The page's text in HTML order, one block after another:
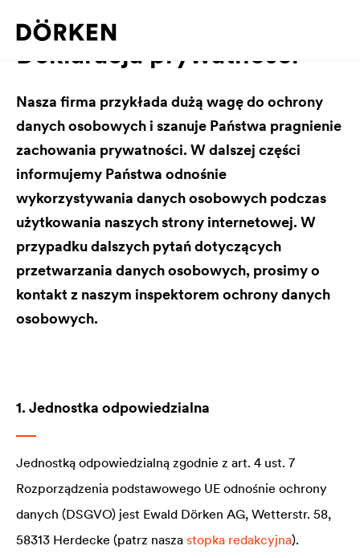
Deklaracja prywatności
Nasza firma przykłada dużą wagę do ochrony
danych osobowych i szanuje Państwa pragnienie
zachowania prywatności. W dalszej części
informujemy Państwa odnośnie
wykorzystywania danych osobowych podczas
użytkowania naszych strony internetowej. W
przypadku dalszych pytań dotyczących
przetwarzania danych osobowych, prosimy o
kontakt z naszym inspektorem ochrony danych
osobowych.
1. Jednostka odpowiedzialna
Jednostką odpowiedzialną zgodnie z art. 4 ust. 7
Rozporządzenia podstawowego UE odnośnie ochrony
danych (DSGVO) jest Ewald Dörken AG, Wetterstr. 58,
58313 Herdecke (patrz nasza stopka redakcyjna).